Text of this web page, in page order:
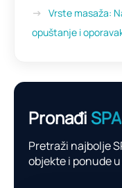
Vrste masaža:
opuštanje i
Pronađi SPA
Pretraži najbolje
objekte i ponude